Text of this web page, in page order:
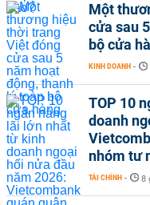
Một
cửa sau
bộ cửa
KINH DOANH -
TOP 10
doanh
nhóm tư
TÀI CHÍNH - 8